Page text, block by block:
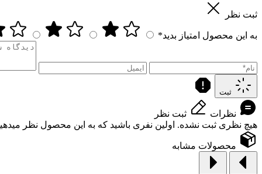
ثبت نظر
به این محصول امتیاز بدید*
ثبت
نظرات
ثبت نظر
هیچ نظری ثبت نشده. اولین نفری باشید که به این محصول نظر
محصولات مشابه